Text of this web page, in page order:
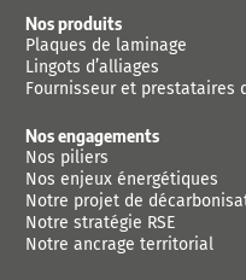
Nos produits
Plaques de laminage
Lingots d’alliages
Fournisseur et prestataires
Nos engagements
Nos piliers
Nos enjeux énergétiques
Notre projet de
Notre stratégie RSE
Notre ancrage territorial